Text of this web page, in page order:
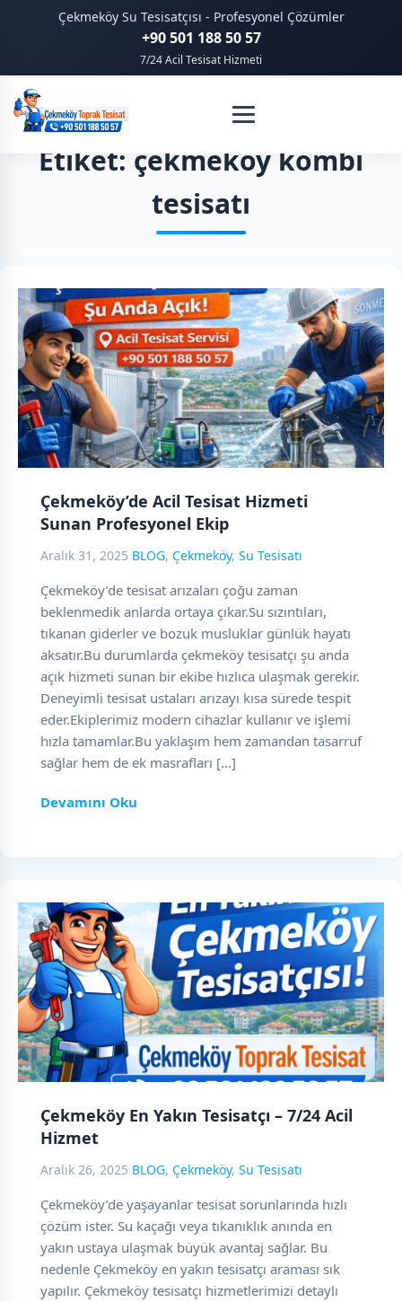
Çekmeköy Su Tesisatçısı - Profesyonel Çözümler
+90 501 188 50 57
7/24 Acil Tesisat Hizmeti
Etiket: çekmeköy kombi
tesisatı
Çekmeköy’de Acil Tesisat Hizmeti
Sunan Profesyonel Ekip
Aralık 31, 2025 BLOG, Çekmeköy, Su Tesisatı
Çekmeköy’de tesisat arızaları çoğu zaman
beklenmedik anlarda ortaya çıkar.Su sızıntıları,
tıkanan giderler ve bozuk musluklar günlük hayatı
aksatır.Bu durumlarda çekmeköy tesisatçı şu anda
açık hizmeti sunan bir ekibe hızlıca ulaşmak gerekir.
Deneyimli tesisat ustaları arızayı kısa sürede tespit
eder.Ekiplerimiz modern cihazlar kullanır ve işlemi
hızla tamamlar.Bu yaklaşım hem zamandan tasarruf
sağlar hem de ek masrafları […]
Devamını Oku
Çekmeköy En Yakın Tesisatçı – 7/24 Acil
Hizmet
Aralık 26, 2025 BLOG, Çekmeköy, Su Tesisatı
Çekmeköy’de yaşayanlar tesisat sorunlarında hızlı
çözüm ister. Su kaçağı veya tıkanıklık anında en
yakın ustaya ulaşmak büyük avantaj sağlar. Bu
nedenle Çekmeköy en yakın tesisatçı araması sık
yapılır. Çekmeköy tesisatçı hizmetlerimizi detaylı